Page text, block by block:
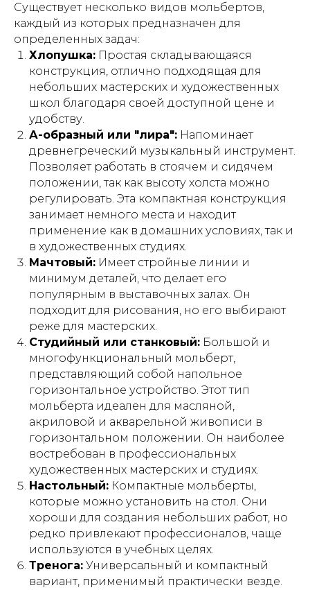
Существует несколько видов мольбертов,
каждый из которых предназначен для
определенных задач:
Хлопушка: Простая складывающаяся
конструкция, отлично подходящая для
небольших мастерских и художественных
школ благодаря своей доступной цене и
удобству.
А-образный или "лира": Напоминает
древнегреческий музыкальный инструмент.
Позволяет работать в стоячем и сидячем
положении, так как высоту холста можно
регулировать. Эта компактная конструкция
занимает немного места и находит
применение как в домашних условиях, так и
в художественных студиях.
Мачтовый: Имеет стройные линии и
минимум деталей, что делает его
популярным в выставочных залах. Он
подходит для рисования, но его выбирают
реже для мастерских.
Студийный или станковый: Большой и
многофункциональный мольберт,
представляющий собой напольное
горизонтальное устройство. Этот тип
мольберта идеален для масляной,
акриловой и акварельной живописи в
горизонтальном положении. Он наиболее
востребован в профессиональных
художественных мастерских и студиях.
Настольный: Компактные мольберты,
которые можно установить на стол. Они
хороши для создания небольших работ, но
редко привлекают профессионалов, чаще
используются в учебных целях.
Тренога: Универсальный и компактный
вариант, применимый практически везде.